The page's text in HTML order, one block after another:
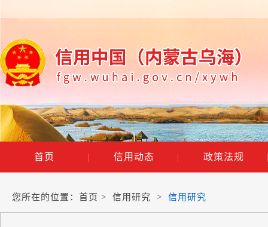
首页 | 信用动态 | 政策法规
您所在的位置： 首页 > 信用研究 > 信用研究